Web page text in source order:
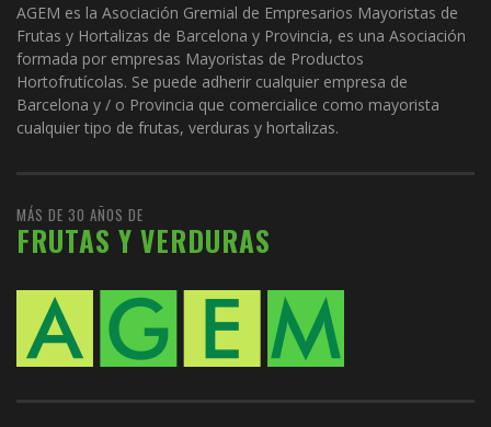
AGEM es la Asociación Gremial de Empresarios Mayoristas de
Frutas y Hortalizas de Barcelona y Provincia, es una Asociación
formada por empresas Mayoristas de Productos
Hortofrutícolas. Se puede adherir cualquier empresa de
Barcelona y / o Provincia que comercialice como mayorista
cualquier tipo de frutas, verduras y hortalizas.
MÁS DE 30 AÑOS DE
FRUTAS Y VERDURAS